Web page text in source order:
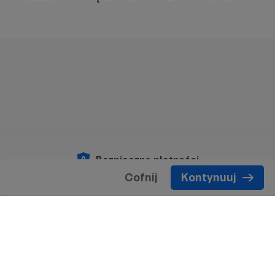
Cofnij Kontynuuj
Bezpieczne płatności